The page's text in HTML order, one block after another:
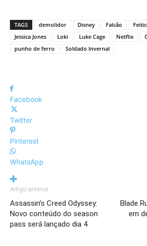
TAGS demolidor Disney Falcão
Jessica Jones
Loki Luke Cage Netflix
punho de ferro
Soldado Invernal
Facebook
Twitter
Pinterest
WhatsApp
Artigo anterior
Assassin’s Creed Odyssey:
Novo conteúdo do season
pass será lançado dia 4
Blade
em